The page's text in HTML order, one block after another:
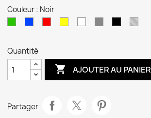
Couleur : Noir
Noir
Quantité
 AJOUTER AU PANIER
Partager